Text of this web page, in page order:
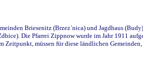
Briesenitz (Brzez`nica) und Jagdhaus
Die Pfarrei Zippnow wurde im Jahr 1911
müssen für diese ländlichen